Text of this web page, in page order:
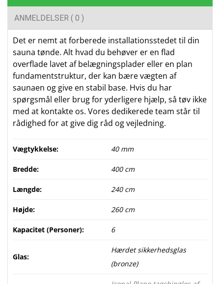
ANMELDELSER ( 0 )
Det er nemt at forberede installationsstedet til din
sauna tønde. Alt hvad du behøver er en flad
overflade lavet af belægningsplader eller en plan
fundamentstruktur, der kan bære vægten af ​​
saunaen og give en stabil base. Hvis du har
spørgsmål eller brug for yderligere hjælp, så tøv ikke
med at kontakte os. Vores dedikerede team står til
rådighed for at give dig råd og vejledning.
Vægtykkelse: 40 mm
Bredde: 400 cm
Længde: 240 cm
Højde: 260 cm
Kapacitet (Personer): 6
Glas:
Hærdet sikkerhedsglas
(bronze)